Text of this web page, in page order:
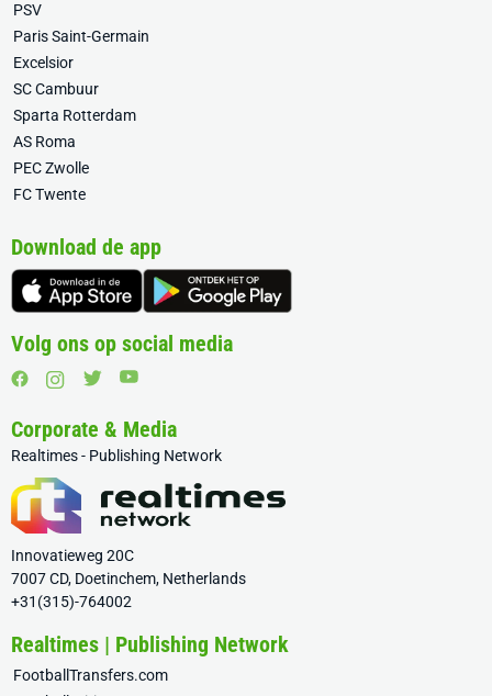
PSV
Paris Saint-Germain
Excelsior
SC Cambuur
Sparta Rotterdam
AS Roma
PEC Zwolle
FC Twente
Download de app
Volg ons op social media
Corporate & Media
Realtimes - Publishing Network
Innovatieweg 20C
7007 CD, Doetinchem, Netherlands
+31(315)-764002
Realtimes | Publishing Network
FootballTransfers.com